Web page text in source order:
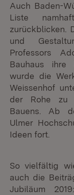
Auch Baden-
Liste
zurückblicken.
und
Professors
Bauhaus ihre
wurde die
Weissenhof
der Rohe zu
Bauens. Ab
Ulmer
Ideen fort.
So vielfältig
auch die
Jubiläum